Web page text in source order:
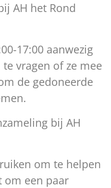
AH het Rond
17:00 aanwezig
vragen of ze mee
de gedoneerde
bij AH
om te helpen
om een paar